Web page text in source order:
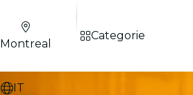
Montreal
IT
Categorie